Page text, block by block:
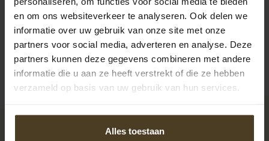
en om ons websiteverkeer te analyseren. Ook delen we
informatie over uw gebruik van onze site met onze
partners voor social media, adverteren en analyse. Deze
partners kunnen deze gegevens combineren met andere
informatie die u aan ze heeft verstrekt of die ze hebben
verzameld op basis van uw gebruik van hun services.
Alles toestaan
Bekijk alle recensies